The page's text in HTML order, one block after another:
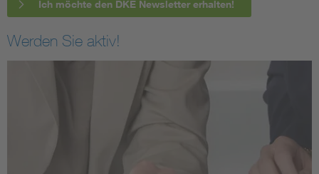
Ich möchte den DKE Newsletter erhalten!
Werden Sie aktiv!